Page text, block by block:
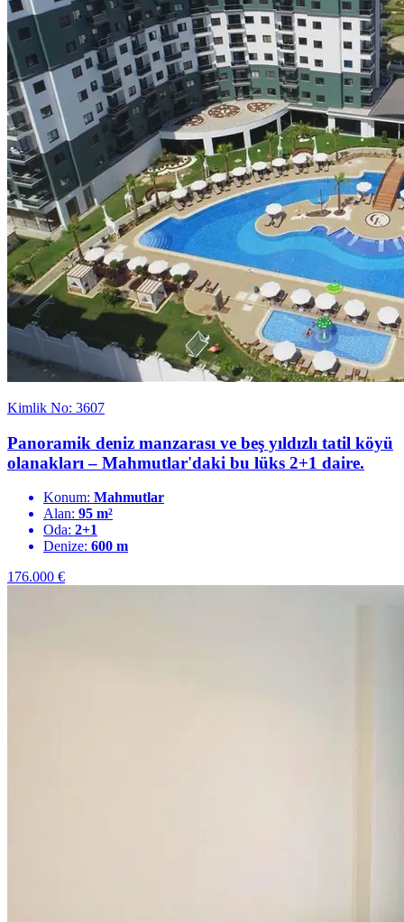
Kimlik No: 3607
Panoramik deniz manzarası ve beş yıldızlı tatil köyü
olanakları – Mahmutlar'daki bu lüks 2+1 daire.
Konum: Mahmutlar
Alan: 95 m²
Oda: 2+1
Denize: 600 m
176.000 €